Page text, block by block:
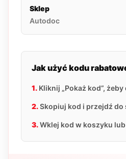
Sklep
Autodoc
Jak użyć kodu
1. Kliknij „Pokaż kod”,
2.Skopiuj kod i przejdź do
3.Wklej kod w koszyku